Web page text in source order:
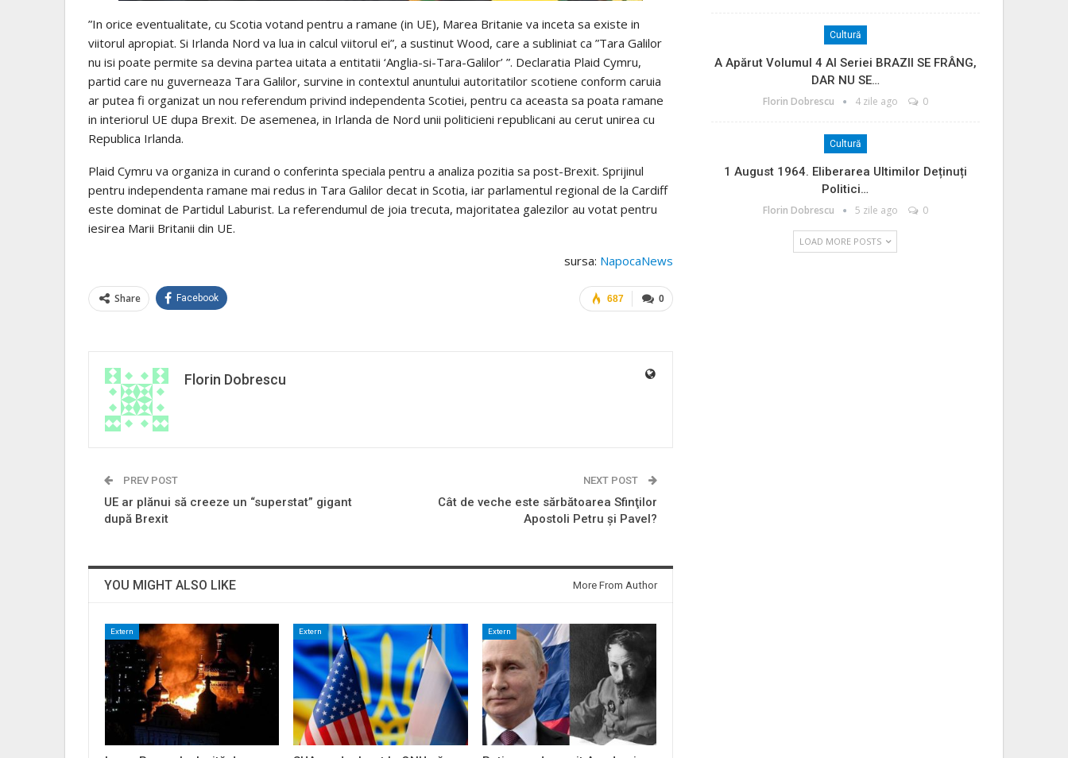
”In orice eventualitate, cu Scotia votand pentru a ramane (in UE), Marea Britanie va inceta sa existe in
viitorul apropiat. Si Irlanda Nord va lua in calcul viitorul ei”, a sustinut Wood, care a subliniat ca ”Tara Galilor
nu isi poate permite sa devina partea uitata a entitatii ‘Anglia-si-Tara-Galilor’ ”. Declaratia Plaid Cymru,
partid care nu guverneaza Tara Galilor, survine in contextul anuntului autoritatilor scotiene conform caruia
ar putea fi organizat un nou referendum privind independenta Scotiei, pentru ca aceasta sa poata ramane
in interiorul UE dupa Brexit. De asemenea, in Irlanda de Nord unii politicieni republicani au cerut unirea cu
Republica Irlanda.
Plaid Cymru va organiza in curand o conferinta speciala pentru a analiza pozitia sa post-Brexit. Sprijinul
pentru independenta ramane mai redus in Tara Galilor decat in Scotia, iar parlamentul regional de la Cardiff
este dominat de Partidul Laburist. La referendumul de joia trecuta, majoritatea galezilor au votat pentru
iesirea Marii Britanii din UE.
sursa: NapocaNews
0
687
Share Facebook
Florin Dobrescu
PREV POST
UE ar plănui să creeze un “superstat” gigant
după Brexit
NEXT POST
Cât de veche este sărbătoarea Sfinţilor
Apostoli Petru şi Pavel?
YOU MIGHT ALSO LIKE More From Author
Extern Extern Extern
Cultură
A Apărut Volumul 4 Al Seriei BRAZII SE FRÂNG,
DAR NU SE…
Florin Dobrescu 4 zile ago 0
Cultură
1 August 1964. Eliberarea Ultimilor Deținuți
Politici…
Florin Dobrescu 5 zile ago 0
LOAD MORE POSTS